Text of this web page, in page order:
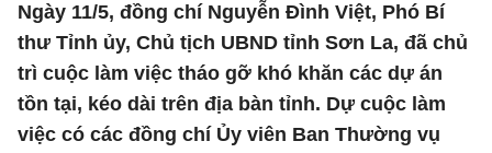
Ngày 11/5, đồng chí Nguyễn Đình Việt, Phó Bí
thư Tỉnh ủy, Chủ tịch UBND tỉnh Sơn La, đã chủ
trì cuộc làm việc tháo gỡ khó khăn các dự án
tồn tại, kéo dài trên địa bàn tỉnh. Dự cuộc làm
việc có các đồng chí Ủy viên Ban Thường vụ